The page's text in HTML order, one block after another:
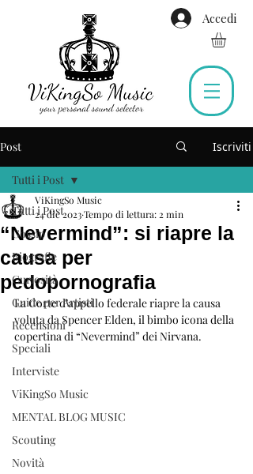
Accedi
Post Iscriviti
Tutti i Post
Gossip
Biografie
Curiosità
Guide per Artisti
Recensioni
Speciali
Interviste
ViKingSo Music
MENTAL BLOG MUSIC
Scouting
Novità
Tutti i Post
“Nevermind”: si riapre la
causa per
pedopornografia
ViKingSo Music
24 dic 2023Tempo di lettura: 2 min
La Corte d’appello federale riapre la causa
voluta da Spencer Elden, il bimbo icona della
copertina di “Nevermind” dei Nirvana.